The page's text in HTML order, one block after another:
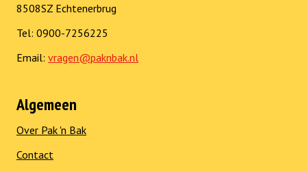
8508SZ Echtenerbrug
Tel: 0900-7256225
Email: vragen@paknbak.nl
Algemeen
Over Pak 'n Bak
Contact